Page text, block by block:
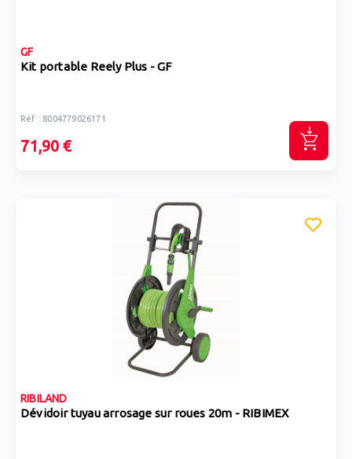
GF
Kit portable Reely Plus - GF
Réf : 8004779026171
71,90 €
RIBILAND
Dévidoir tuyau arrosage sur roues 20m - RIBIMEX